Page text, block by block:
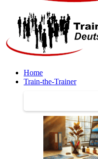
Home
Train-the-Trainer